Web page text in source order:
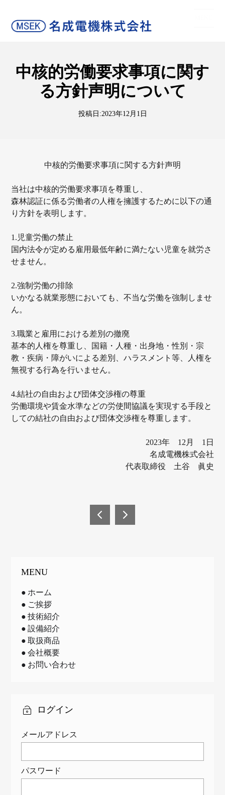
中核的労働要求事項に関す
る方針声明について
投稿日:2023年12月1日
中核的労働要求事項に関する方針声明
当社は中核的労働要求事項を尊重し、
森林認証に係る労働者の人権を擁護するために以下の通
り方針を表明します。
1.児童労働の禁止
国内法令が定める雇用最低年齢に満たない児童を就労さ
せません。
2.強制労働の排除
いかなる就業形態においても、不当な労働を強制しませ
ん。
3.職業と雇用における差別の撤廃
基本的人権を尊重し、国籍・人種・出身地・性別・宗
教・疾病・障がいによる差別、ハラスメント等、人権を
無視する行為を行いません。
4.結社の自由および団体交渉権の尊重
労働環境や賃金水準などの労使間協議を実現する手段と
しての結社の自由および団体交渉権を尊重します。
2023年 12月 1日
名成電機株式会社
代表取締役 土谷 眞史
ビ
ー
シ
ョ
ン
MENU
ホーム
ご挨拶
技術紹介
設備紹介
取扱商品
会社概要
お問い合わせ
ログイン
メールアドレス
パスワード